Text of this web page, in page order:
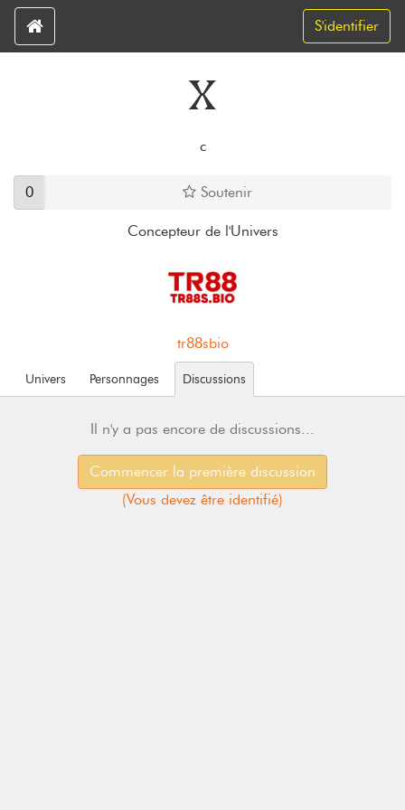
S'identifier
X
c
0 Soutenir
Concepteur de l'Univers
tr88sbio
Univers Personnages Discussions
Il n'y a pas encore de discussions...
Commencer la première discussion
(Vous devez être identifié)